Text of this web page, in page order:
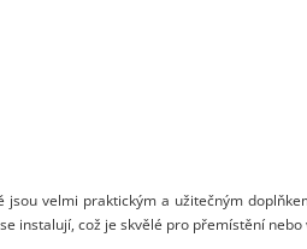
velmi praktickým a užitečným
instalují, což je skvělé pro přemístění